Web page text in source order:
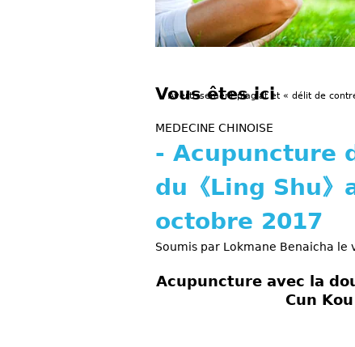
Vous êtes ici
MEDECINE CHINOISE
- Acupuncture
du《Ling Shu
octobre 2017
Soumis par Lokmane Benaicha le
Acupuncture avec la
Cun
Avertissement plagiat et « délit de